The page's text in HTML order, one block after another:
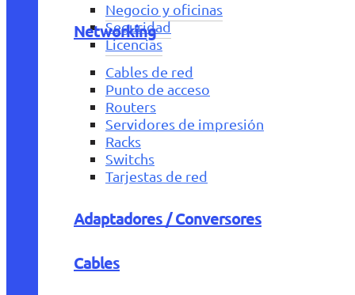
Negocio y oficinas
Seguridad
Licencias
Networking
Cables de red
Punto de acceso
Routers
Servidores de impresión
Racks
Switchs
Tarjestas de red
Adaptadores / Conversores
Cables